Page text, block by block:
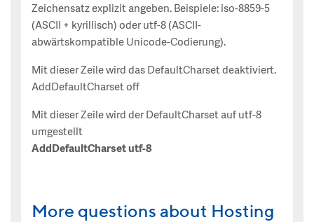
Zeichensatz explizit angeben. Beispiele: iso-8859-5
(ASCII + kyrillisch) oder utf-8 (ASCII-
abwärtskompatible Unicode-Codierung).
Mit dieser Zeile wird das DefaultCharset deaktiviert.
AddDefaultCharset off
Mit dieser Zeile wird der DefaultCharset auf utf-8
umgestellt
AddDefaultCharset utf-8
More questions about Hosting